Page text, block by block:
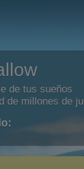
de tus sueños
de millones de